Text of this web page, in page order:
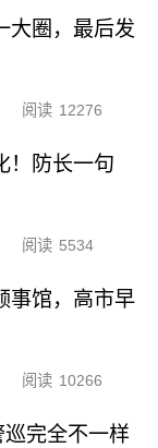
大圈，最后发
阅读 12276
！防长一句
阅读 5534
事馆，高市早
阅读 10266
完全不一样